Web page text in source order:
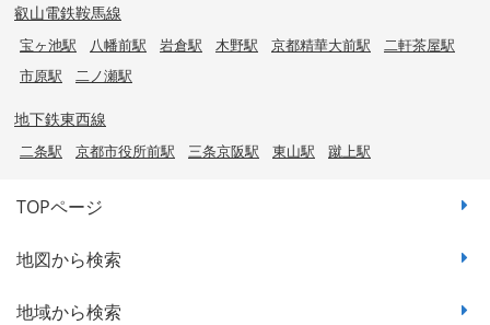
叡山電鉄鞍馬線
宝ヶ池駅 八幡前駅 岩倉駅 木野駅 京都精華大前駅
二軒茶屋駅
市原駅
二ノ瀬駅
地下鉄東西線
二条駅 京都市役所前駅 三条京阪駅 東山駅 蹴上駅
TOPページ
地図から検索
地域から検索